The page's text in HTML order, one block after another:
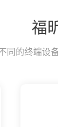
福
同的终端设